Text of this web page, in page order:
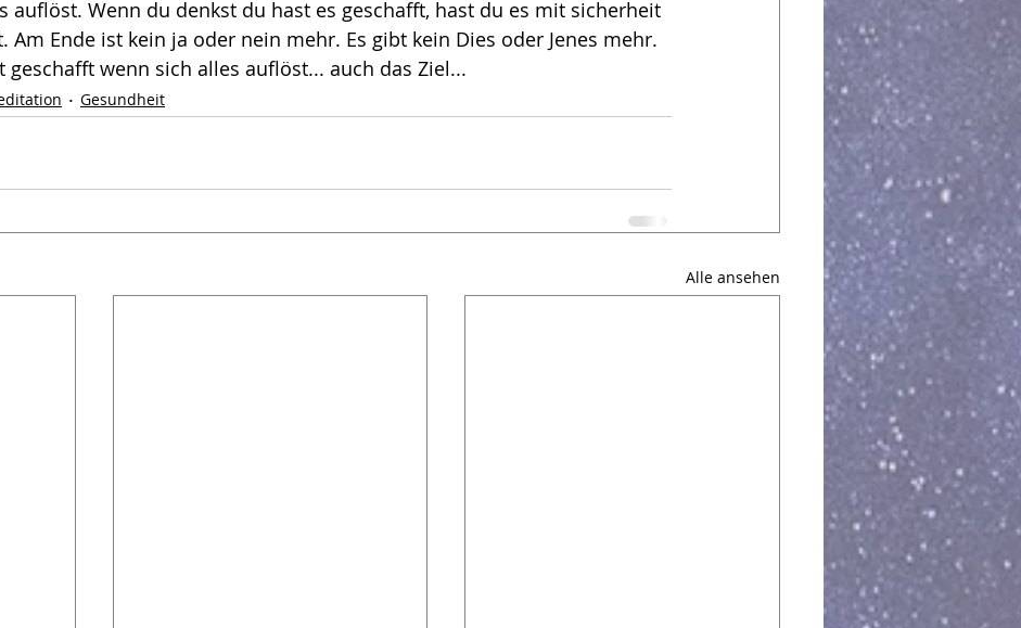
auflöst. Wenn du denkst du hast es geschafft, hast du es mit sicherheit
Am Ende ist kein ja oder nein mehr. Es gibt kein Dies oder Jenes mehr.
geschafft wenn sich alles auflöst... auch das Ziel...
Gesundheit
Alle ansehen